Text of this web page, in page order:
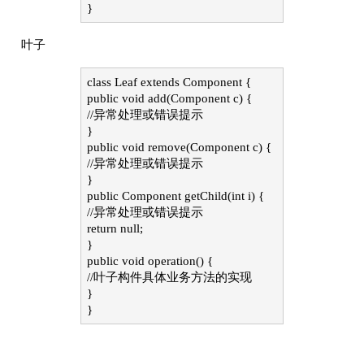
}
叶子
class Leaf extends Component {
public void add(Component c) {
//异常处理或错误提示
}
public void remove(Component c) {
//异常处理或错误提示
}
public Component getChild(int i) {
//异常处理或错误提示
return null;
}
public void operation() {
//叶子构件具体业务方法的实现
}
}